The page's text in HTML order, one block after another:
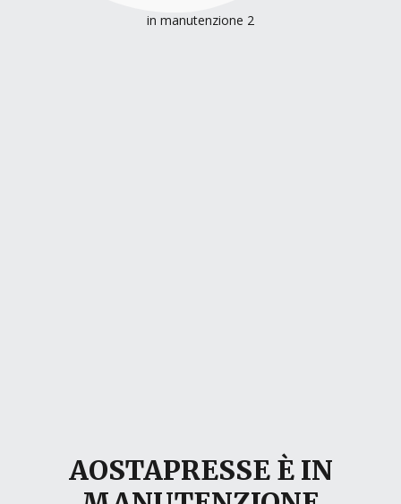
in manutenzione 2
AOSTAPRESSE È IN